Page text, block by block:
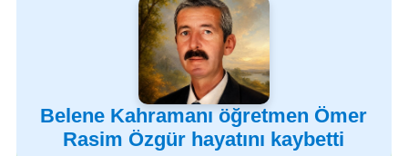
Belene Kahramanı öğretmen Ömer
Rasim Özgür hayatını kaybetti